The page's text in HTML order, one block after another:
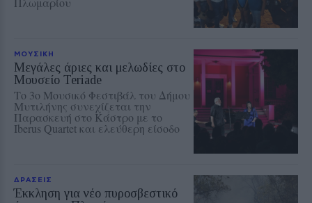
ΜΟΥΣΙΚΗ
Μεγάλες άριες και μελωδίες στο
Μουσείο Teriade
Το 3ο Μουσικό Φεστιβάλ του Δήμου
Μυτιλήνης συνεχίζεται την
Παρασκευή στο Κάστρο με το
Iberus Quartet και ελεύθερη είσοδο
ΔΡΑΣΕΙΣ
Έκκληση για νέο πυροσβεστικό